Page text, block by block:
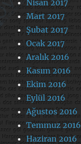
Nisan 2017
Mart 2017
Şubat 2017
Ocak 2017
Aralık 2016
Kasım 2016
Ekim 2016
Eylül 2016
Ağustos 2016
Temmuz 2016
Haziran 2016